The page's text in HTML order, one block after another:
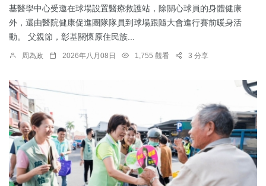
基醫學中心受邀在球場設置醫療救護站，除關心球員的身體健康
外，還由醫院健康促進團隊隊員到球場跟隨大會進行賽前暖身活
動。 父親節，彰基關懷原住民族...
周為政 2026年八月08日 1,755 觀看 3 分享